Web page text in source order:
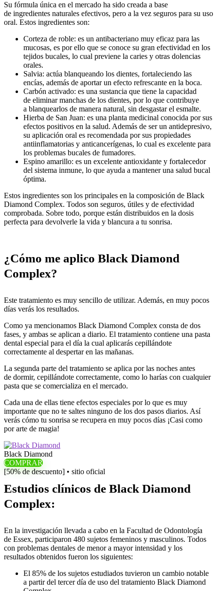
Su fórmula única en el mercado ha sido creada a base
de ingredientes naturales efectivos, pero a la vez seguros para su uso
oral. Estos ingredientes son:
Corteza de roble: es un antibacteriano muy eficaz para las
mucosas, es por ello que se conoce su gran efectividad en los
tejidos bucales, lo cual previene la caries y otras dolencias
orales.
Salvia: actúa blanqueando los dientes, fortaleciendo las
encías, además de aportar un efecto refrescante en la boca.
Carbón activado: es una sustancia que tiene la capacidad
de eliminar manchas de los dientes, por lo que contribuye
a blanquearlos de manera natural, sin desgastar el esmalte.
Hierba de San Juan: es una planta medicinal conocida por sus
efectos positivos en la salud. Además de ser un antidepresivo,
su aplicación oral es recomendada por sus propiedades
antiinflamatorias y anticancerígenas, lo cual es excelente para
los problemas bucales de fumadores.
Espino amarillo: es un excelente antioxidante y fortalecedor
del sistema inmune, lo que ayuda a mantener una salud bucal
óptima.
Estos ingredientes son los principales en la composición de Black
Diamond Complex. Todos son seguros, útiles y de efectividad
comprobada. Sobre todo, porque están distribuidos en la dosis
perfecta para devolverle la vida y blancura a tu sonrisa.
¿Cómo me aplico Black Diamond
Complex?
Este tratamiento es muy sencillo de utilizar. Además, en muy pocos
días verás los resultados.
Como ya mencionamos Black Diamond Complex consta de dos
fases, y ambas se aplican a diario. El tratamiento contiene una pasta
dental especial para el día la cual aplicarás cepillándote
correctamente al despertar en las mañanas.
La segunda parte del tratamiento se aplica por las noches antes
de dormir, cepillándote correctamente, como lo harías con cualquier
pasta que se comercializa en el mercado.
Cada una de ellas tiene efectos especiales por lo que es muy
importante que no te saltes ninguno de los dos pasos diarios. Así
verás cómo tu sonrisa se recupera en muy pocos días ¡Casi como
por arte de magia!
Black Diamond
COMPRAR
[50% de descuento] • sitio oficial
Estudios clínicos de Black Diamond
Complex:
En la investigación llevada a cabo en la Facultad de Odontología
de Essex, participaron 480 sujetos femeninos y masculinos. Todos
con problemas dentales de menor a mayor intensidad y los
resultados obtenidos fueron los siguientes:
El 85% de los sujetos estudiados tuvieron un cambio notable
a partir del tercer día de uso del tratamiento Black Diamond